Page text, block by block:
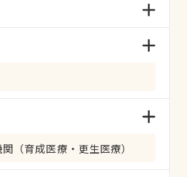
（育成医療・更生医療）